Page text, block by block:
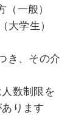
一般）
大学生）
き、その介
数制限を
ります